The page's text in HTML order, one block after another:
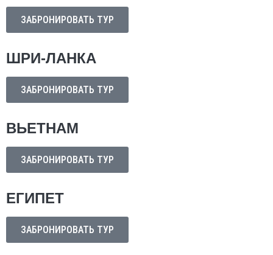
ЗАБРОНИРОВАТЬ ТУР
ШРИ-ЛАНКА
ЗАБРОНИРОВАТЬ ТУР
ВЬЕТНАМ
ЗАБРОНИРОВАТЬ ТУР
ЕГИПЕТ
ЗАБРОНИРОВАТЬ ТУР